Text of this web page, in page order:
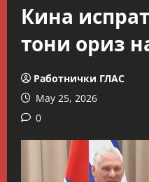
Кина
тони ориз
Работнички ГЛАС
May 25, 2026
0